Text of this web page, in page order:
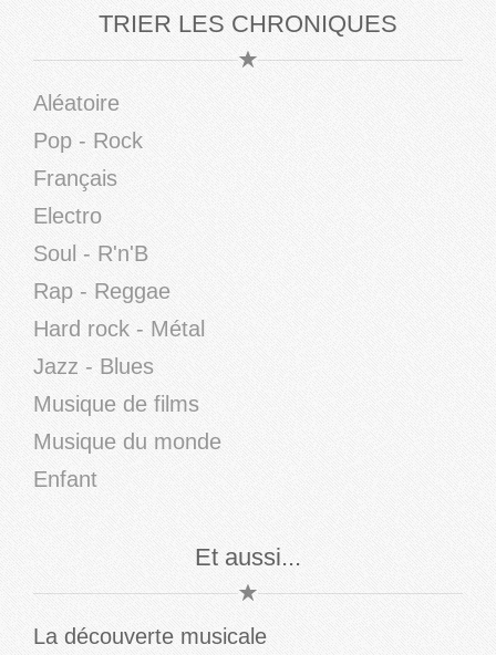
TRIER LES CHRONIQUES
Aléatoire
Pop - Rock
Français
Electro
Soul - R'n'B
Rap - Reggae
Hard rock - Métal
Jazz - Blues
Musique de films
Musique du monde
Enfant
Et aussi...
La découverte musicale